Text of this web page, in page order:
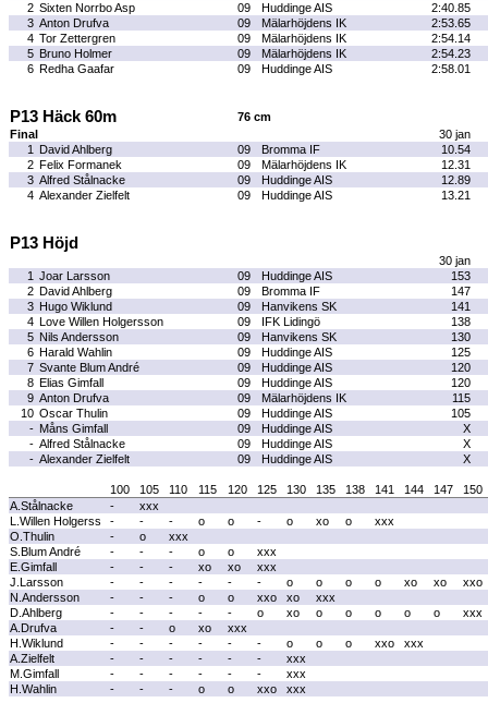
2 Sixten Norrbo Asp 09 Huddinge AIS 2:40.85
3 Anton Drufva 09 Mälarhöjdens IK 2:53.65
4 Tor Zettergren 09 Mälarhöjdens IK 2:54.14
5 Bruno Holmer 09 Mälarhöjdens IK 2:54.23
6 Redha Gaafar 09 Huddinge AIS 2:58.01
P13 Häck 60m
76 cm
Final
30 jan
1
David Ahlberg 09 Bromma IF
10.54
2 Felix Formanek 09 Mälarhöjdens IK
12.31
3 Alfred Stålnacke 09 Huddinge AIS
12.89
4 Alexander Zielfelt 09 Huddinge AIS 13.21
P13 Höjd
30 jan
1 Joar Larsson 09 Huddinge AIS 153
2 David Ahlberg 09 Bromma IF 147
3 Hugo Wiklund 09 Hanvikens SK 141
4 Love Willen Holgersson 09 IFK Lidingö 138
5 Nils Andersson 09 Hanvikens SK
130
6 Harald Wahlin 09 Huddinge AIS
125
7 Svante Blum André 09 Huddinge AIS
120
8 Elias Gimfall 09 Huddinge AIS
120
9 Anton Drufva 09 Mälarhöjdens IK 115
10 Oscar Thulin 09 Huddinge AIS
105
- Måns Gimfall 09 Huddinge AIS
X
- Alfred Stålnacke 09 Huddinge AIS
X
- Alexander Zielfelt 09 Huddinge AIS X
100 105 110 115 120 125 130 135 138 141 144 147 150
A.Stålnacke
-
xxx
L.Willen Holgerss
- - - o o - o xo o
xxx
O.Thulin
- o
xxx
S.Blum André
- - - o o
xxx
E.Gimfall
- - - xo xo
xxx
J.Larsson
- - - - - - o o o o xo xo xxo
N.Andersson
- - - o o xxo xo
xxx
D.Ahlberg
- - - - - o xo o o o o o
xxx
A.Drufva
- - o xo
xxx
H.Wiklund
- - - - - - o o o xxo
xxx
A.Zielfelt
- - - - - -
xxx
M.Gimfall
- - - - - -
xxx
H.Wahlin
- - - o o xxo xxx